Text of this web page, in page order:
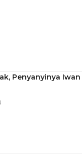
Penyanyinya Iwan